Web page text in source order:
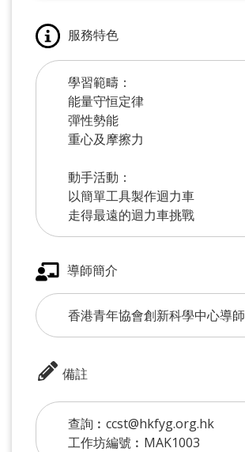
服務特色
學習範疇：
能量守恒定律
彈性勢能
重心及摩擦力
動手活動：
以簡單工具製作迴力車
走得最遠的迴力車挑戰
導師簡介
香港青年協會創新科學中心導師
備註
查詢︰ccst@hkfyg.org.hk
工作坊編號︰MAK1003